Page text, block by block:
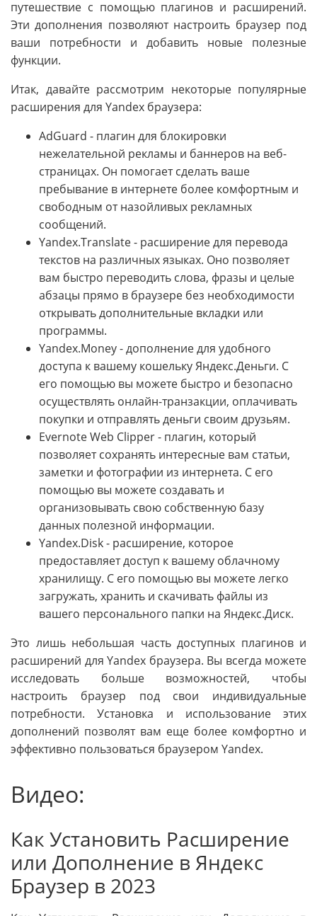
путешествие с помощью плагинов и расширений.
Эти дополнения позволяют настроить браузер под
ваши потребности и добавить новые полезные
функции.
Итак, давайте рассмотрим некоторые популярные
расширения для Yandex браузера:
AdGuard - плагин для блокировки
нежелательной рекламы и баннеров на веб-
страницах. Он помогает сделать ваше
пребывание в интернете более комфортным и
свободным от назойливых рекламных
сообщений.
Yandex.Translate - расширение для перевода
текстов на различных языках. Оно позволяет
вам быстро переводить слова, фразы и целые
абзацы прямо в браузере без необходимости
открывать дополнительные вкладки или
программы.
Yandex.Money - дополнение для удобного
доступа к вашему кошельку Яндекс.Деньги. С
его помощью вы можете быстро и безопасно
осуществлять онлайн-транзакции, оплачивать
покупки и отправлять деньги своим друзьям.
Evernote Web Clipper - плагин, который
позволяет сохранять интересные вам статьи,
заметки и фотографии из интернета. С его
помощью вы можете создавать и
организовывать свою собственную базу
данных полезной информации.
Yandex.Disk - расширение, которое
предоставляет доступ к вашему облачному
хранилищу. С его помощью вы можете легко
загружать, хранить и скачивать файлы из
вашего персонального папки на Яндекс.Диск.
Это лишь небольшая часть доступных плагинов и
расширений для Yandex браузера. Вы всегда можете
исследовать больше возможностей, чтобы
настроить браузер под свои индивидуальные
потребности. Установка и использование этих
дополнений позволят вам еще более комфортно и
эффективно пользоваться браузером Yandex.
Видео:
Как Установить Расширение
или Дополнение в Яндекс
Браузер в 2023